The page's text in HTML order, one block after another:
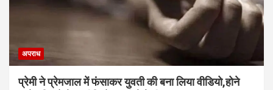
अपराध
प्रेमी ने प्रेमजाल में फंसाकर युवती की बना लिया वीडियो,होने